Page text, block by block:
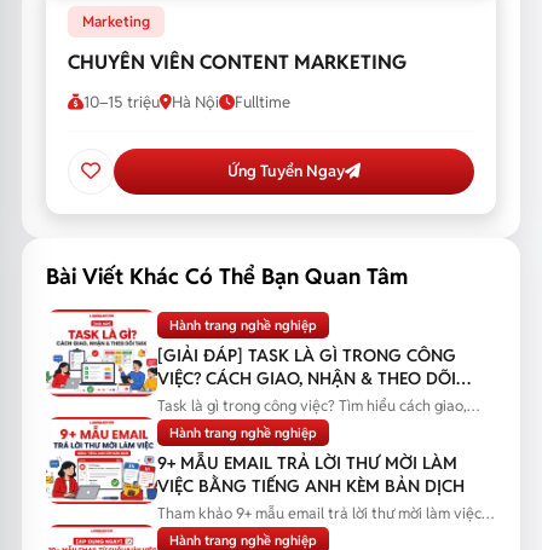
Marketing
CHUYÊN VIÊN CONTENT MARKETING
10–15 triệu Hà Nội Fulltime
Ứng Tuyển Ngay
Bài Viết Khác Có Thể Bạn Quan Tâm
Hành trang nghề nghiệp
[GIẢI ĐÁP] TASK LÀ GÌ TRONG CÔNG
VIỆC? CÁCH GIAO, NHẬN & THEO DÕI
TASK
Task là gì trong công việc? Tìm hiểu cách giao,
nhận và theo dõi task...
Hành trang nghề nghiệp
9+ MẪU EMAIL TRẢ LỜI THƯ MỜI LÀM
VIỆC BẰNG TIẾNG ANH KÈM BẢN DỊCH
Tham khảo 9+ mẫu email trả lời thư mời làm việc
bằng tiếng Anh kèm bản...
Hành trang nghề nghiệp